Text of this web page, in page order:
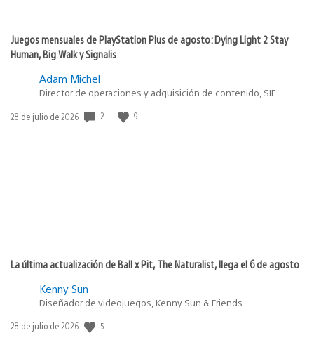
Juegos mensuales de PlayStation Plus de agosto: Dying Light 2 Stay
Human, Big Walk y Signalis
Adam Michel
Director de operaciones y adquisición de contenido, SIE
Fecha
28 de julio de 2026 2 9
La última actualización de Ball x Pit, The Naturalist, llega el 6 de agosto
Kenny Sun
Diseñador de videojuegos, Kenny Sun & Friends
Fecha
28 de julio de 2026 5